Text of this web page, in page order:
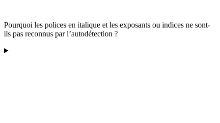
Pourquoi les polices en italique et les exposants ou indices ne sont-
ils pas reconnus par l’autodétection ?